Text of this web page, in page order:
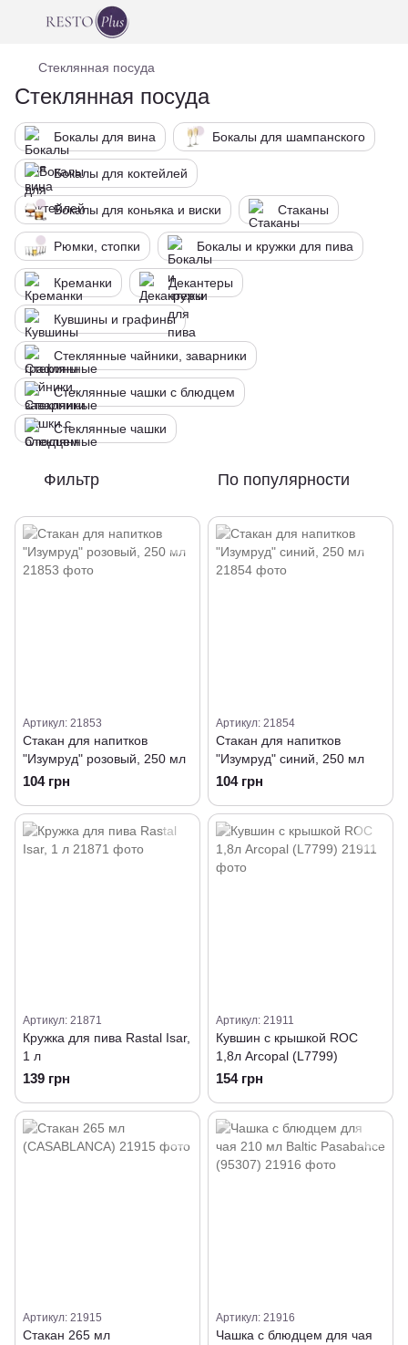
Стеклянная посуда
Стеклянная посуда
Бокалы для вина Бокалы для шампанского
Бокалы для коктейлей
Бокалы для коньяка и виски Стаканы
Рюмки, стопки Бокалы и кружки для пива
Креманки Декантеры
Кувшины и графины
Стеклянные чайники, заварники
Стеклянные чашки с блюдцем
Стеклянные чашки
Фильтр По популярности
Артикул: 21853
Стакан для напитков
"Изумруд" розовый, 250 мл
104 грн
Артикул: 21854
Стакан для напитков
"Изумруд" синий, 250 мл
104 грн
Артикул: 21871
Кружка для пива Rastal Isar,
1 л
139 грн
Артикул: 21911
Кувшин с крышкой ROC
1,8л Arcopal (L7799)
154 грн
Артикул: 21915
Стакан 265 мл
Артикул: 21916
Чашка с блюдцем для чая